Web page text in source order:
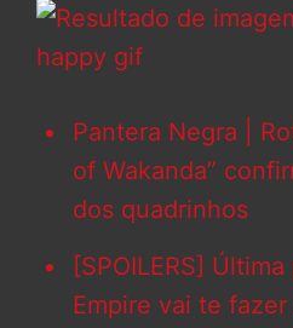
Pantera Negra |
of Wakanda”
dos quadrinhos
[SPOILERS]
Empire vai te